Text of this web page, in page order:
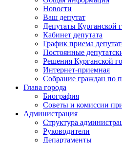
Новости
Ваш депутат
Депутаты Курганской
Кабинет депутата
График приема
Постоянные
Решения Курганской
Интернет-приемная
Собрание граждан по
Глава города
Биография
Советы и комиссии
Администрация
Структура
Руководители
Департаменты